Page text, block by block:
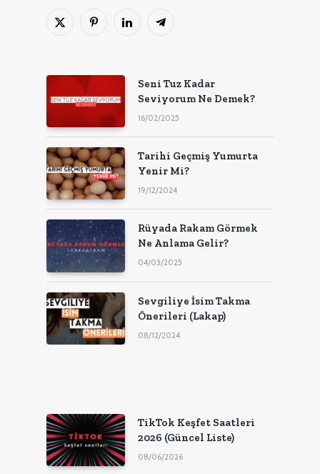
X
Pinterest'inLinkedInTelgraf
Seni Tuz Kadar
Seviyorum Ne Demek?
16/02/2025
Tarihi Geçmiş Yumurta
Yenir Mi?
19/12/2024
Rüyada Rakam Görmek
Ne Anlama Gelir?
04/03/2025
Sevgiliye İsim Takma
Önerileri (Lakap)
08/12/2024
TikTok Keşfet Saatleri
2026 (Güncel Liste)
08/06/2026